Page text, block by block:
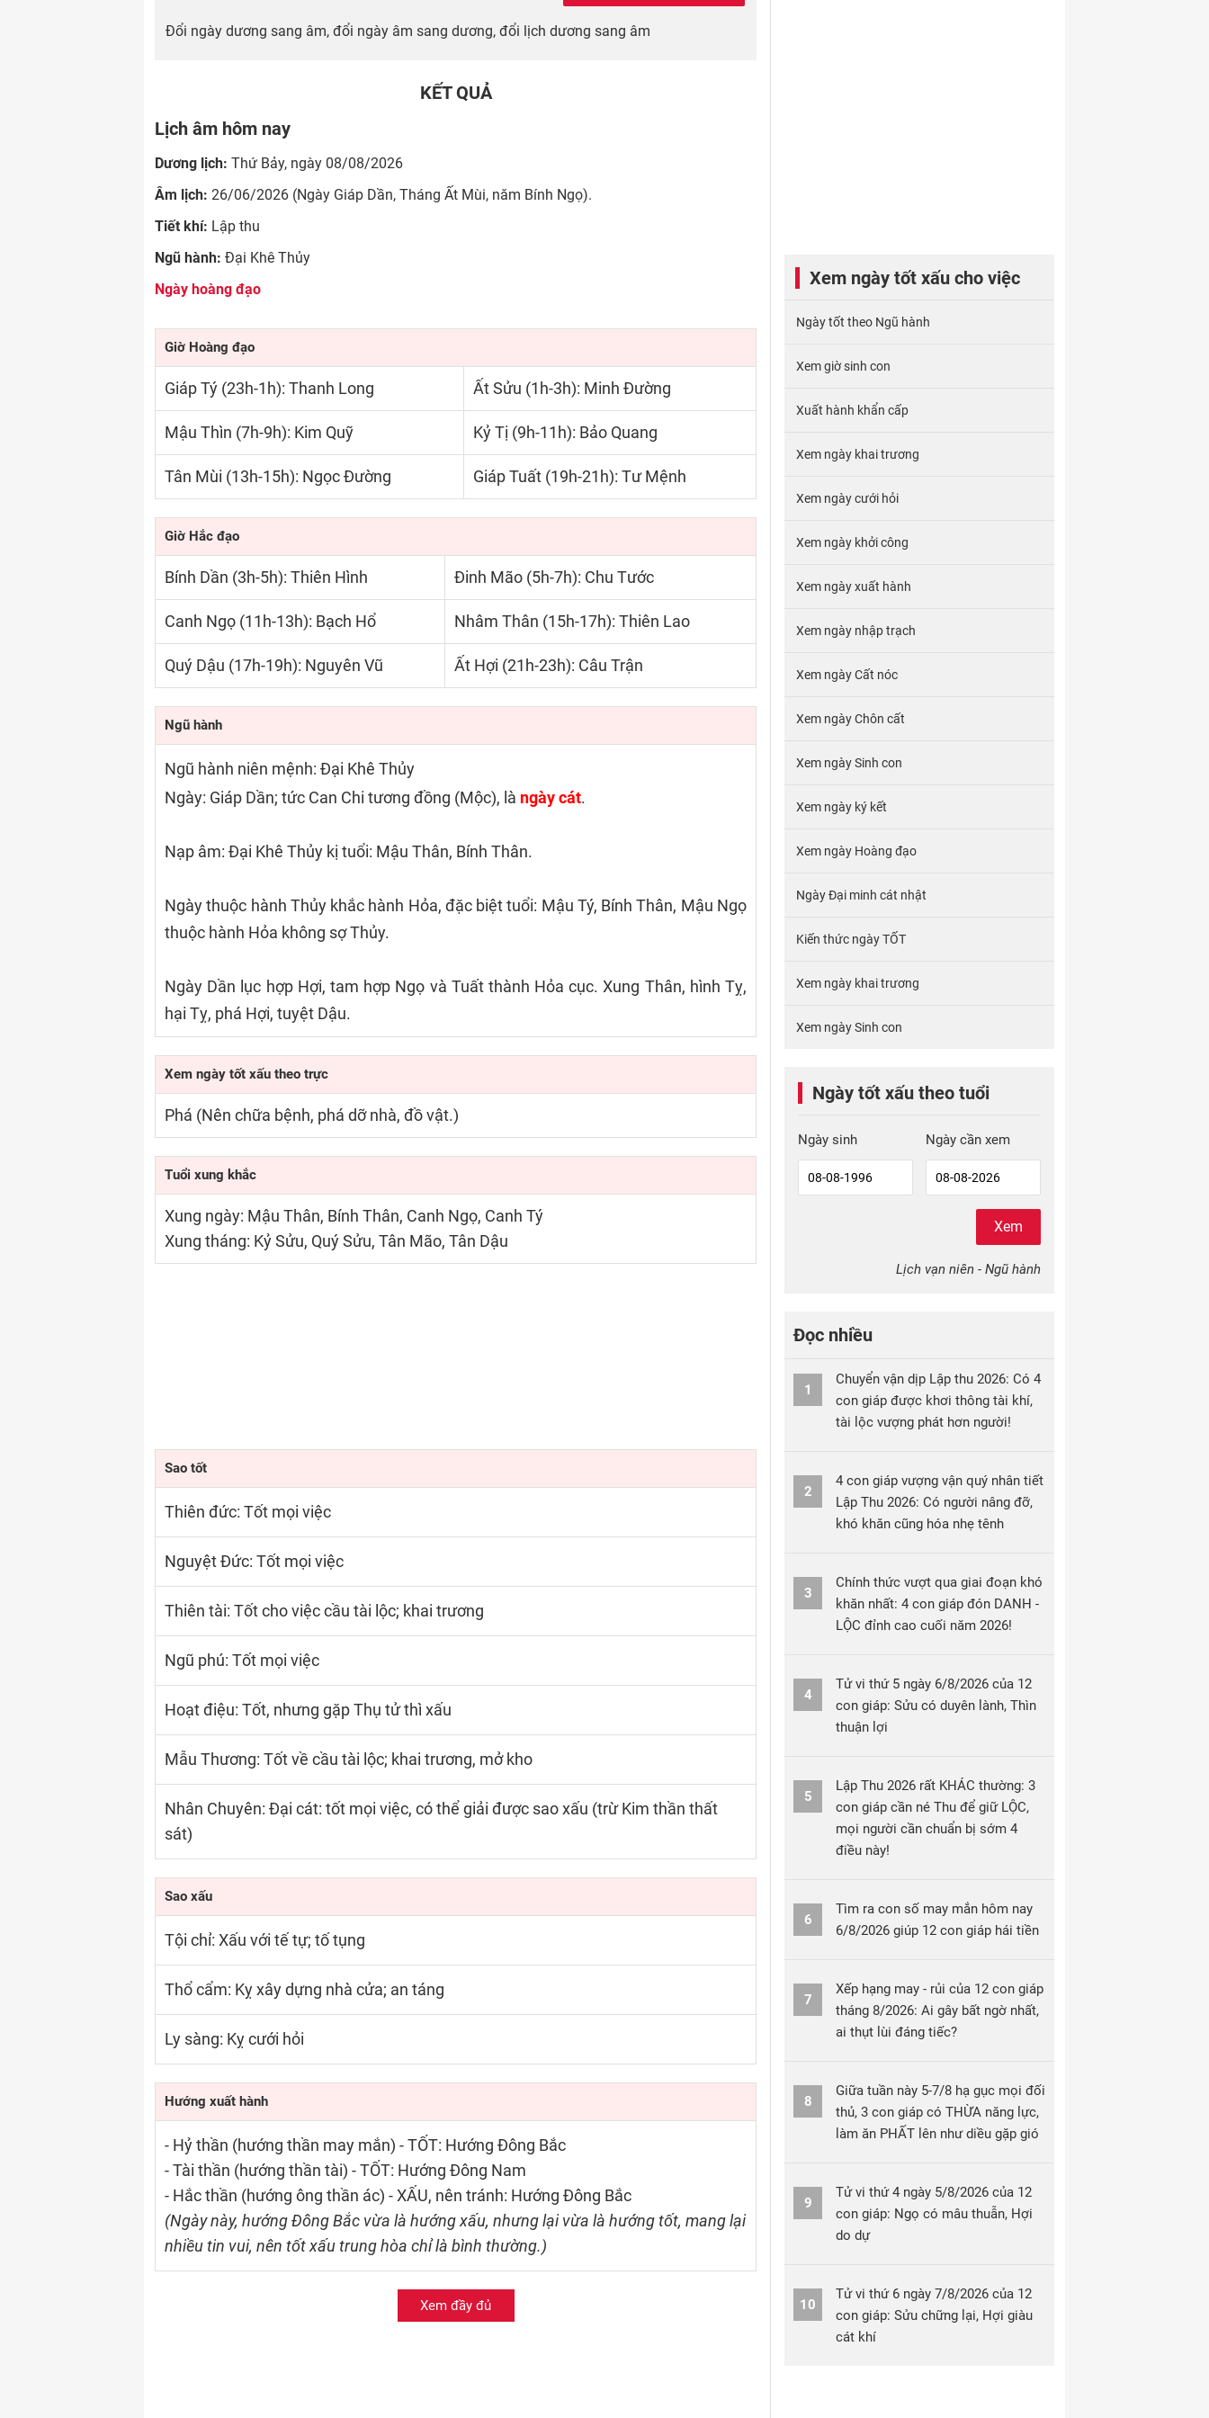
Đổi ngày dương sang âm, đổi ngày âm sang dương, đổi lịch dương sang âm
KẾT QUẢ
Lịch âm hôm nay
Dương lịch: Thứ Bảy, ngày 08/08/2026
Âm lịch: 26/06/2026 (Ngày Giáp Dần, Tháng Ất Mùi, năm Bính Ngọ).
Tiết khí: Lập thu
Ngũ hành: Đại Khê Thủy
Ngày hoàng đạo
Giờ Hoàng đạo
Giáp Tý (23h-1h): Thanh Long Ất Sửu (1h-3h): Minh Đường
Mậu Thìn (7h-9h): Kim Quỹ Kỷ Tị (9h-11h): Bảo Quang
Tân Mùi (13h-15h): Ngọc Đường Giáp Tuất (19h-21h): Tư Mệnh
Giờ Hắc đạo
Bính Dần (3h-5h): Thiên Hình Đinh Mão (5h-7h): Chu Tước
Canh Ngọ (11h-13h): Bạch Hổ Nhâm Thân (15h-17h): Thiên Lao
Quý Dậu (17h-19h): Nguyên Vũ Ất Hợi (21h-23h): Câu Trận
Ngũ hành
Ngũ hành niên mệnh: Đại Khê Thủy
Ngày: Giáp Dần; tức Can Chi tương đồng (Mộc), là ngày cát.
Nạp âm: Đại Khê Thủy kị tuổi: Mậu Thân, Bính Thân.
Ngày thuộc hành Thủy khắc hành Hỏa, đặc biệt tuổi: Mậu Tý, Bính Thân, Mậu Ngọ
thuộc hành Hỏa không sợ Thủy.
Ngày Dần lục hợp Hợi, tam hợp Ngọ và Tuất thành Hỏa cục. Xung Thân, hình Tỵ,
hại Tỵ, phá Hợi, tuyệt Dậu.
Xem ngày tốt xấu theo trực
Phá (Nên chữa bệnh, phá dỡ nhà, đồ vật.)
Tuổi xung khắc
Xung ngày: Mậu Thân, Bính Thân, Canh Ngọ, Canh Tý
Xung tháng: Kỷ Sửu, Quý Sửu, Tân Mão, Tân Dậu
Sao tốt
Thiên đức: Tốt mọi việc
Nguyệt Đức: Tốt mọi việc
Thiên tài: Tốt cho việc cầu tài lộc; khai trương
Ngũ phú: Tốt mọi việc
Hoạt điệu: Tốt, nhưng gặp Thụ tử thì xấu
Mẫu Thương: Tốt về cầu tài lộc; khai trương, mở kho
Nhân Chuyên: Đại cát: tốt mọi việc, có thể giải được sao xấu (trừ Kim thần thất
sát)
Sao xấu
Tội chỉ: Xấu với tế tự; tố tụng
Thổ cẩm: Kỵ xây dựng nhà cửa; an táng
Ly sàng: Kỵ cưới hỏi
Hướng xuất hành
- Hỷ thần (hướng thần may mắn) - TỐT: Hướng Đông Bắc
- Tài thần (hướng thần tài) - TỐT: Hướng Đông Nam
- Hắc thần (hướng ông thần ác) - XẤU, nên tránh: Hướng Đông Bắc
(Ngày này, hướng Đông Bắc vừa là hướng xấu, nhưng lại vừa là hướng tốt, mang lại
nhiều tin vui, nên tốt xấu trung hòa chỉ là bình thường.)
Xem đầy đủ
Xem ngày tốt xấu cho việc
Ngày tốt theo Ngũ hành
Xem giờ sinh con
Xuất hành khẩn cấp
Xem ngày khai trương
Xem ngày cưới hỏi
Xem ngày khởi công
Xem ngày xuất hành
Xem ngày nhập trạch
Xem ngày Cất nóc
Xem ngày Chôn cất
Xem ngày Sinh con
Xem ngày ký kết
Xem ngày Hoàng đạo
Ngày Đại minh cát nhật
Kiến thức ngày TỐT
Xem ngày khai trương
Xem ngày Sinh con
Ngày tốt xấu theo tuổi
Ngày sinh Ngày cần xem
Xem
Lịch vạn niên - Ngũ hành
Đọc nhiều
1
Chuyển vận dịp Lập thu 2026: Có 4
con giáp được khơi thông tài khí,
tài lộc vượng phát hơn người!
2
4 con giáp vượng vận quý nhân tiết
Lập Thu 2026: Có người nâng đỡ,
khó khăn cũng hóa nhẹ tênh
3
Chính thức vượt qua giai đoạn khó
khăn nhất: 4 con giáp đón DANH -
LỘC đỉnh cao cuối năm 2026!
4
Tử vi thứ 5 ngày 6/8/2026 của 12
con giáp: Sửu có duyên lành, Thìn
thuận lợi
5
Lập Thu 2026 rất KHÁC thường: 3
con giáp cần né Thu để giữ LỘC,
mọi người cần chuẩn bị sớm 4
điều này!
6
Tìm ra con số may mắn hôm nay
6/8/2026 giúp 12 con giáp hái tiền
7
Xếp hạng may - rủi của 12 con giáp
tháng 8/2026: Ai gây bất ngờ nhất,
ai thụt lùi đáng tiếc?
8
Giữa tuần này 5-7/8 hạ gục mọi đối
thủ, 3 con giáp có THỪA năng lực,
làm ăn PHẤT lên như diều gặp gió
9
Tử vi thứ 4 ngày 5/8/2026 của 12
con giáp: Ngọ có mâu thuẫn, Hợi
do dự
10
Tử vi thứ 6 ngày 7/8/2026 của 12
con giáp: Sửu chững lại, Hợi giàu
cát khí